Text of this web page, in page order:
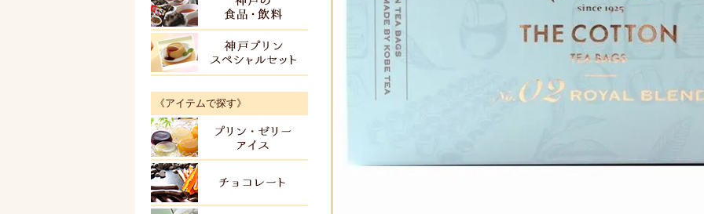
神戸の食品・飲料
神戸プリンスペシャルセット
《アイテムで探す》